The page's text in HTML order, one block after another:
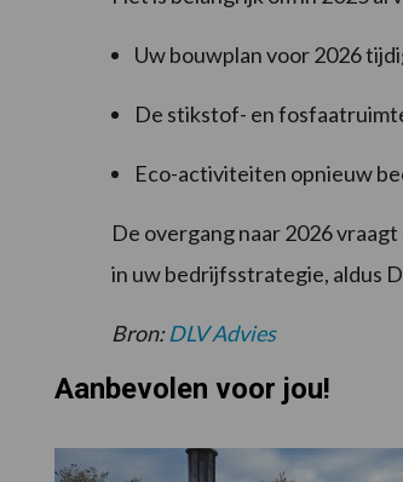
Uw bouwplan voor 2026
De stikstof- en
Eco-activiteiten opnieuw
De overgang naar 2026
in uw bedrijfsstrategie, aldus
Bron:DLV Advies
Aanbevolen voor jou!